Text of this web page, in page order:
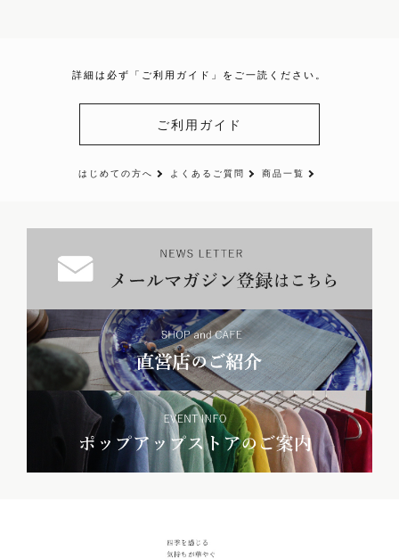
詳細は必ず「ご利用ガイド」をご一読ください。
ご利用ガイド
はじめての方へ よくあるご質問 商品一覧